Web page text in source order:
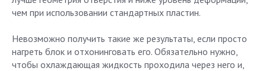
чем при использовании стандартных пластин.
Невозможно получить такие же результаты, если просто
нагреть блок и отхонинговать его. Обязательно нужно,
чтобы охлаждающая жидкость проходила через него и,